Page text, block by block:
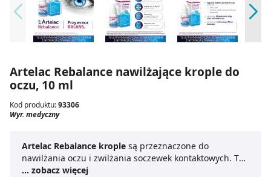
Artelac Rebalance nawilżające krople do
oczu, 10 ml
Kod produktu:93306
Wyr. medyczny
Artelac Rebalance krople są przeznaczone do
nawilżania oczu i zwilżania soczewek kontaktowych. To
wieloskładnikowy wyrób medyczny zawierający
... zobacz więcej